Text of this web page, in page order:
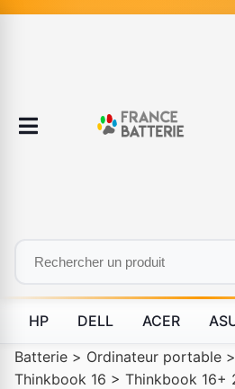
HP DELL ACER
Batterie > Ordinateur portable >
Thinkbook 16 > Thinkbook 16+